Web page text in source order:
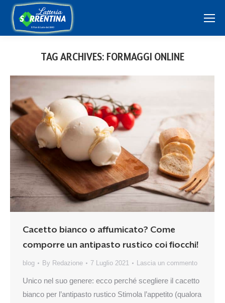
TAG ARCHIVES: FORMAGGI ONLINE
Cacetto bianco o affumicato? Come
comporre un antipasto rustico coi fiocchi!
blog By Redazione 7 Luglio 2021 Lascia un commento
Unico nel suo genere: ecco perché scegliere il cacetto
bianco per l’antipasto rustico Stimola l’appetito (qualora